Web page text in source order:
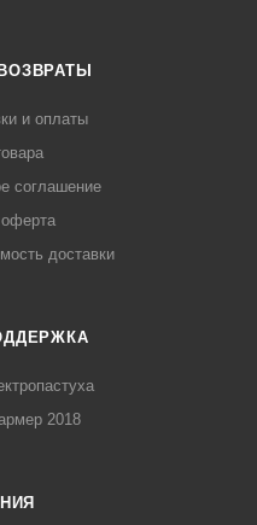
и оплаты
соглашение
доставки
2018